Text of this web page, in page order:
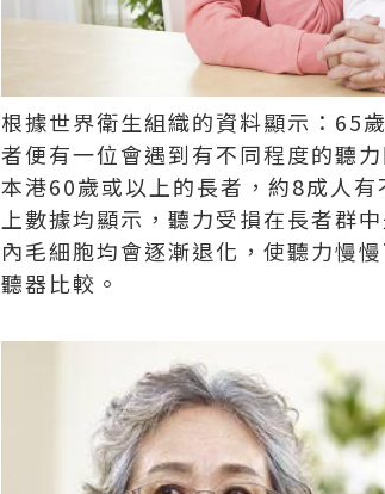
根據世界衛生組織的資料顯示：65
者便有一位會遇到有不同程度的聽
本港60歲或以上的長者，約8成人
上數據均顯示，聽力受損在長者群
內毛細胞均會逐漸退化，使聽力慢
聽器比較。